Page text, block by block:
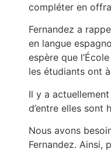
compléter en
Fernandez a
en langue
espère que
les étudiants ont à
Il y a
d’entre elles sont
Nous avons
Fernandez. Ainsi,